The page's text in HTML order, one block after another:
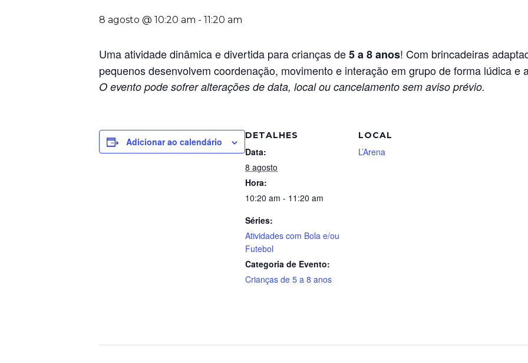
8 agosto @ 10:20 am - 11:20 am
Uma atividade dinâmica e divertida para crianças de5 a 8 anos! Com brincadeiras
pequenos desenvolvem coordenação, movimento e interação em grupo de forma lúdica e
O evento pode sofrer alterações de data, local ou cancelamento sem aviso prévio.
Adicionar ao calendário
DETALHES
Data:
8 agosto
Hora:
10:20 am - 11:20 am
Séries:
Atividades com Bola e/ou
Futebol
Categoria de Evento:
Crianças de 5 a 8 anos
LOCAL
L’Arena